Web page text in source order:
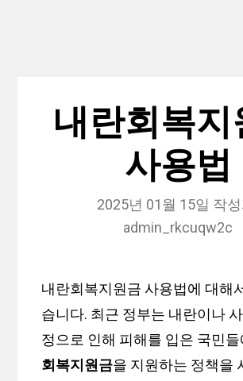
내란회복지
사용법
2025년 01월 15일 작
admin_rkcuqw2c
내란회복지원금 사용법에 대해
습니다. 최근 정부는 내란이나
정으로 인해 피해를 입은 국민들
회복지원금을 지원하는 정책을